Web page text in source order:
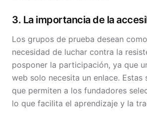
3. La importancia de la
Los grupos de prueba desean
necesidad de luchar contra la
posponer la participación, ya que
web solo necesita un enlace. Estas
que permiten a los fundadores
lo que facilita el aprendizaje y la